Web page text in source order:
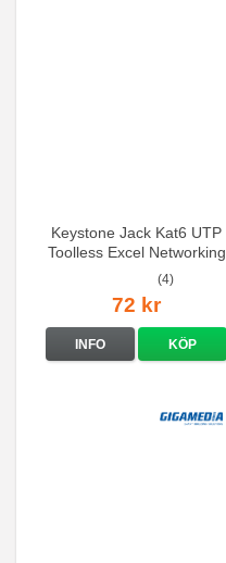
Keystone Jack Kat6 UTP
Toolless Excel Networking
(4)
72 kr
INFO KÖP